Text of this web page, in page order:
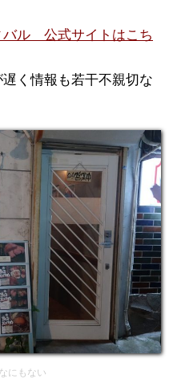
バル 公式サイトはこち
く情報も若干不親切な
にもない